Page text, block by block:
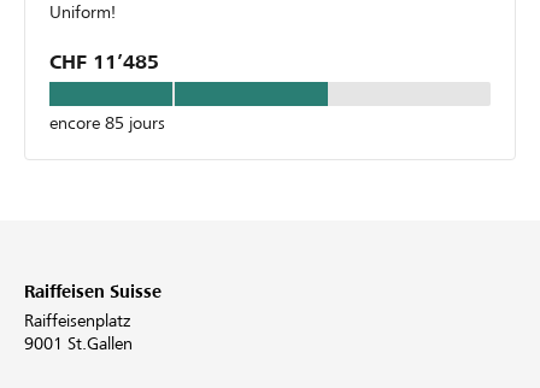
Uniform!
CHF 11’485
encore 85 jours
Raiffeisen Suisse
Raiffeisenplatz
9001 St.Gallen